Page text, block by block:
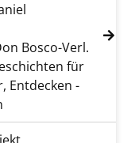
Bosco-Verl.
für
Entdecken -